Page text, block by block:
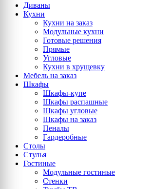
Диваны
Кухни
Кухни на заказ
Модульные кухни
Готовые решения
Прямые
Угловые
Кухни в хрущевку
Мебель на заказ
Шкафы
Шкафы-купе
Шкафы распашные
Шкафы угловые
Шкафы на заказ
Пеналы
Гардеробные
Столы
Стулья
Гостиные
Модульные гостиные
Стенки